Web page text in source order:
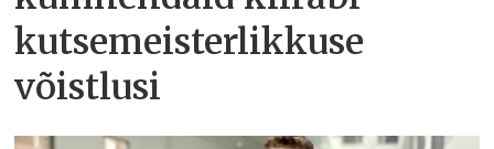
kutsemeisterlikkuse
võistlusi